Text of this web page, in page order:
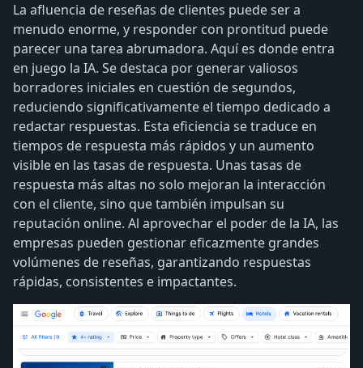
La afluencia de reseñas de clientes puede ser a
menudo enorme, y responder con prontitud puede
parecer una tarea abrumadora. Aquí es donde entra
en juego la IA. Se destaca por generar valiosos
borradores iniciales en cuestión de segundos,
reduciendo significativamente el tiempo dedicado a
redactar respuestas. Esta eficiencia se traduce en
tiempos de respuesta más rápidos y un aumento
visible en las tasas de respuesta. Unas tasas de
respuesta más altas no solo mejoran la interacción
con el cliente, sino que también impulsan su
reputación online. Al aprovechar el poder de la IA, las
empresas pueden gestionar eficazmente grandes
volúmenes de reseñas, garantizando respuestas
rápidas, consistentes e impactantes.